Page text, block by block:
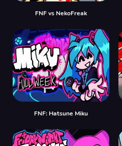
FNF vs NekoFreak
FNF: Hatsune Miku